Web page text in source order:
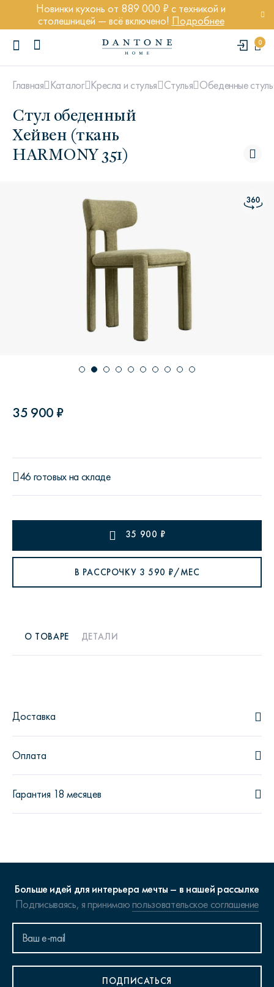
Новинки кухонь от 889 000 ₽ с техникой и
столешницей — всё включено! Подробнее
0
ПОПУЛЯРНЫЕ ЗАПРОСЫ
Кровать Ньюбери
Главная Каталог Кресла и стулья Стулья Обеденные
Стул обеденный
Хейвен (ткань
HARMONY 351)
35 900 ₽
46 готовых на складе
35 900 ₽
В РАССРОЧКУ 3 590 ₽/МЕС
О ТОВАРЕ ДЕТАЛИ
Доставка
Оплата
Гарантия 18 месяцев
Больше идей для интерьера мечты – в нашей рассылке
Подписываясь, я принимаюпользовательское соглашение
ПОДПИСАТЬСЯ